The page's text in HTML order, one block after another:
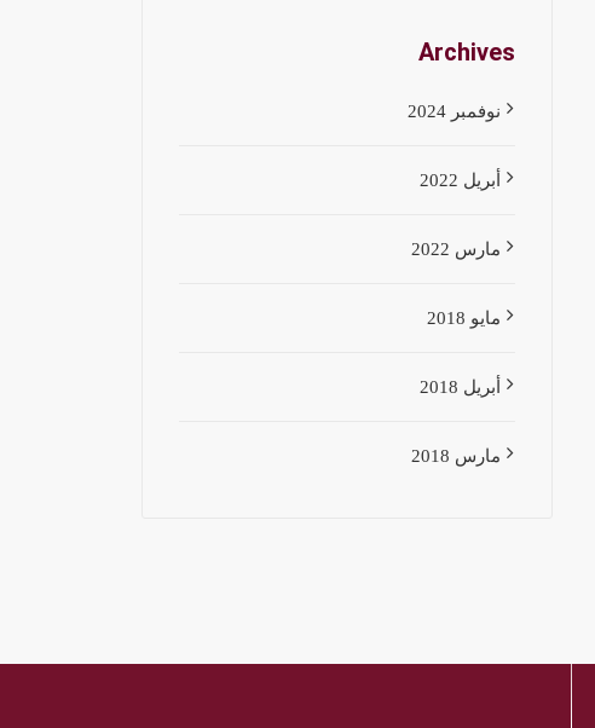
Archives
نوفمبر 2024
أبريل 2022
مارس 2022
مايو 2018
أبريل 2018
مارس 2018